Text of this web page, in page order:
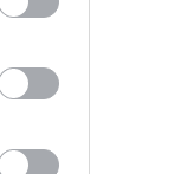
Ιουνίου,